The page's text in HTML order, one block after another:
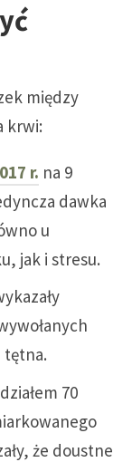
między
krwi:
r. na 9
dawka
u
jak i stresu.
tętna.
70
że doustne